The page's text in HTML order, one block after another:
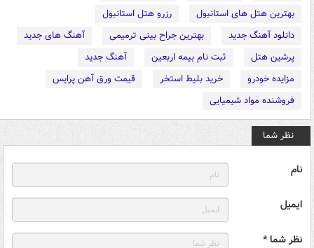
بهترین هتل های استانبول
رزرو هتل استانبول
دانلود آهنگ جدید
بهترین جراح بینی ترمیمی
آهنگ های جدید
پرشین هتل
ثبت نام بیمه اربعین
آهنگ جدید
مزایده خودرو
خرید بلیط استخر
قیمت ورق آهن پرایس
فروشنده مواد شیمیایی
نظر شما
نام
ایمیل
نظر شما *